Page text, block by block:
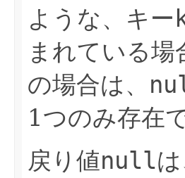
ような、キー
まれている
の場合は、
1つのみ存在
戻り値null